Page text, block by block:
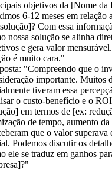
objetivos da [Nome da
6-12 meses em relação
Com essa
nossa solução se alinha
e gera valor
é muito cara."
"Compreendo que o
importante. Muitos
tiveram essa
o custo-benefício e o
em termos de [ex:
de tempo, aumento da
que o valor superava
Podemos discutir os
ele se traduz em ganhos